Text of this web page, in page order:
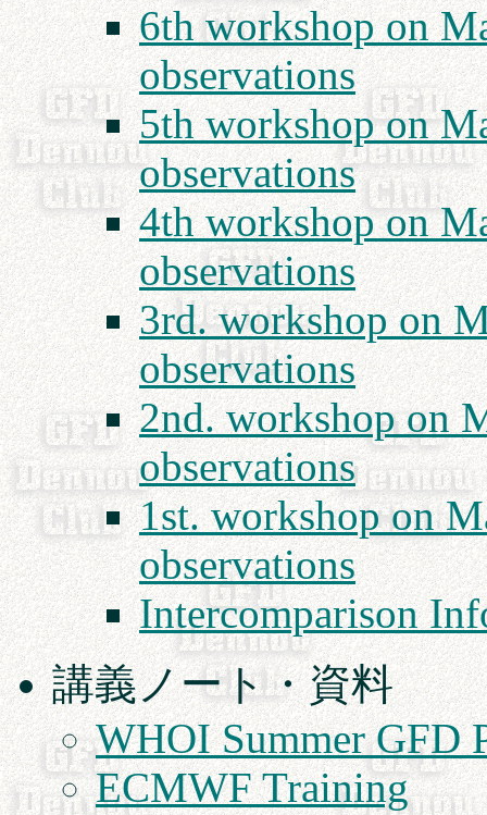
6th workshop on
observations
5th workshop on
observations
4th workshop on
observations
3rd. workshop on
observations
2nd. workshop on
observations
1st. workshop on
observations
Intercomparison
講義ノート・資料
WHOI Summer GFD
ECMWF Training